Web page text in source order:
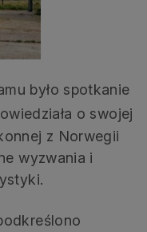
było spotkanie
o swojej
z Norwegii
wyzwania i